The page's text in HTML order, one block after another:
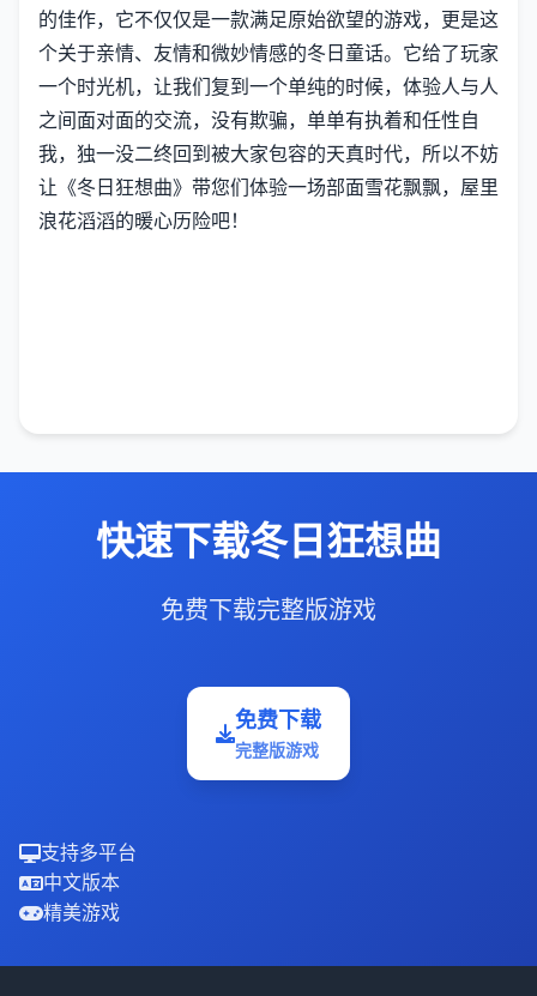
的佳作​​，它不仅仅是一款满足原始欲望的游戏，更是这
个关于亲情、友情和微妙情感的冬日童话。它给了玩家
一个时光机，让我们复到一个单纯的时候，体验人与人
之间面对面的交流，没有欺骗，单单有执着和任性自
我，独一没二终回到被大家包容的天真时代，所以不妨
让《冬日狂想曲》带您们体验一场​​部面雪花飘飘，屋里
浪花滔滔​​的暖心历险吧！
快速下载冬日狂想曲
免费下载完整版游戏
免费下载
完整版游戏
支持多平台
中文版本
精美游戏